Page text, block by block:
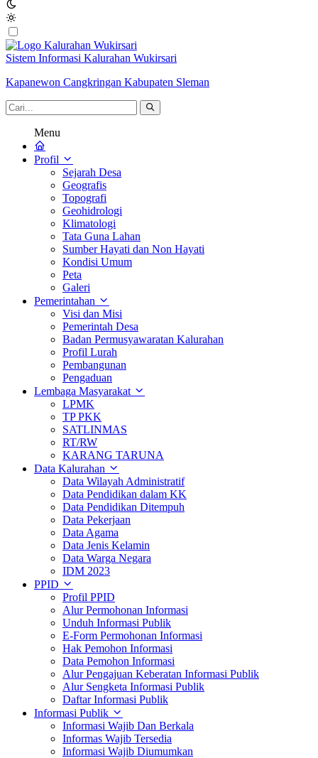
Sistem Informasi Kalurahan Wukirsari
Kapanewon Cangkringan Kabupaten Sleman
Menu
Profil
Sejarah Desa
Geografis
Topografi
Geohidrologi
Klimatologi
Tata Guna Lahan
Sumber Hayati dan Non Hayati
Kondisi Umum
Peta
Galeri
Pemerintahan
Visi dan Misi
Pemerintah Desa
Badan Permusyawaratan Kalurahan
Profil Lurah
Pembangunan
Pengaduan
Lembaga Masyarakat
LPMK
TP PKK
SATLINMAS
RT/RW
KARANG TARUNA
Data Kalurahan
Data Wilayah Administratif
Data Pendidikan dalam KK
Data Pendidikan Ditempuh
Data Pekerjaan
Data Agama
Data Jenis Kelamin
Data Warga Negara
IDM 2023
PPID
Profil PPID
Alur Permohonan Informasi
Unduh Informasi Publik
E-Form Permohonan Informasi
Hak Pemohon Informasi
Data Pemohon Informasi
Alur Pengajuan Keberatan Informasi Publik
Alur Sengketa Informasi Publik
Daftar Informasi Publik
Informasi Publik
Informasi Wajib Dan Berkala
Informas Wajib Tersedia
Informasi Wajib Diumumkan